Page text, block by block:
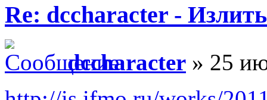
Re: dccharacter -
dccharacter » 25